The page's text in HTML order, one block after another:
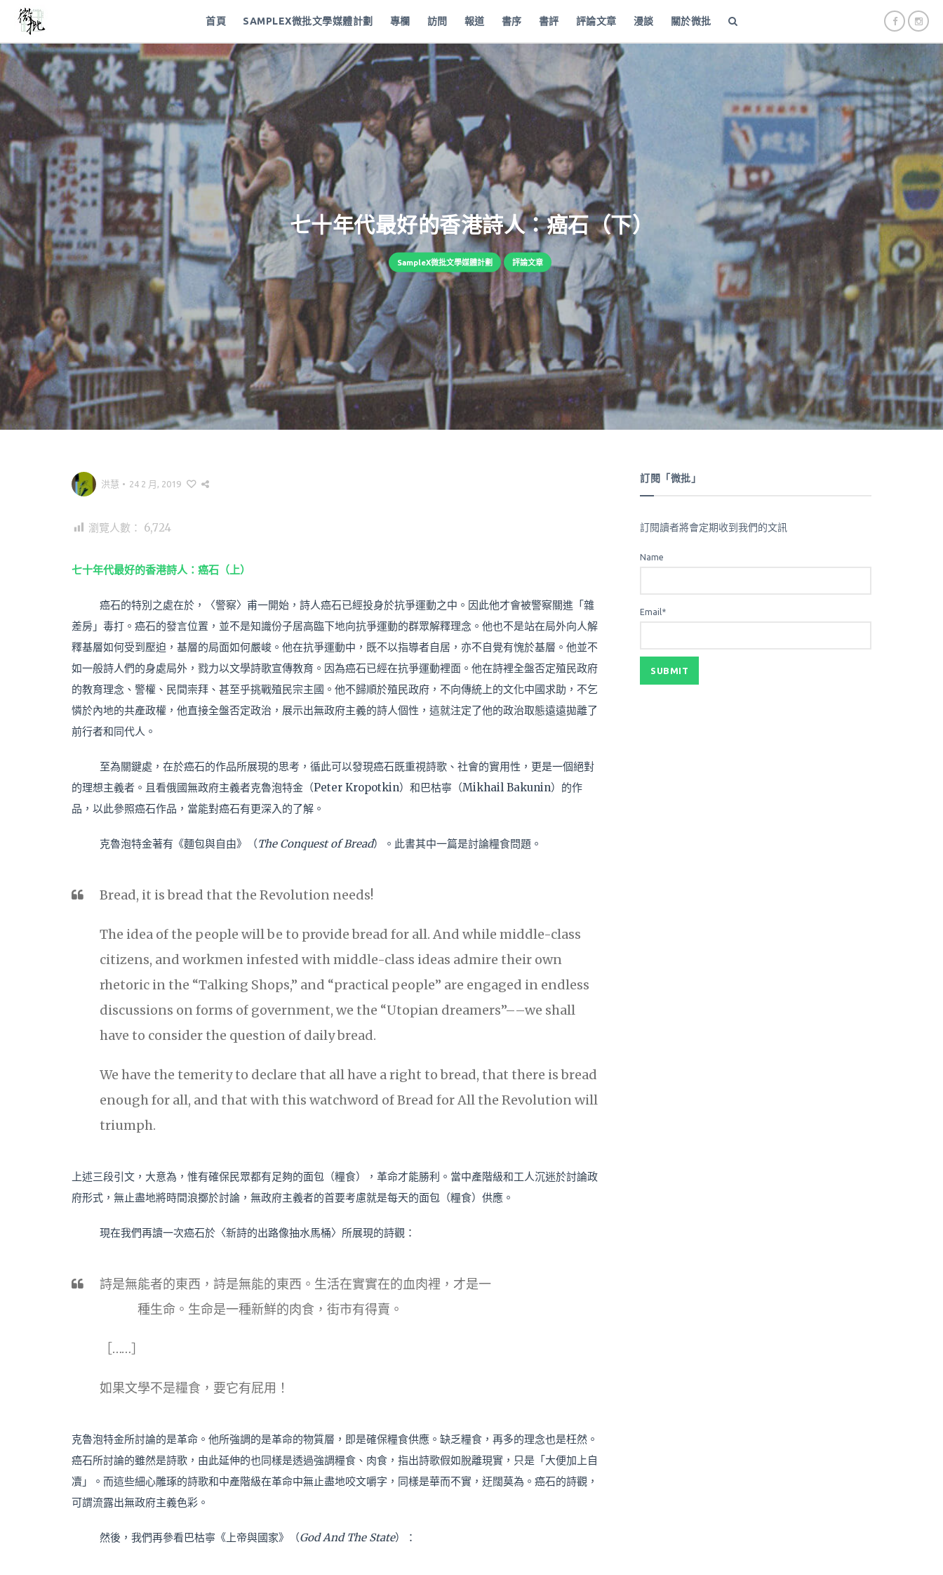
首頁 SAMPLEX微批文學媒體計劃 專欄 訪問 報道 書序 書評 評論文章 漫談 關於微批
七十年代最好的香港詩人：癌石（下）
SampleX微批文學媒體計劃 評論文章
洪慧 • 24 2 月, 2019
瀏覽人數： 6,724
七十年代最好的香港詩人：癌石（上）
癌石的特別之處在於，〈警察〉甫一開始，詩人癌石已經投身於抗爭運動之中。因此他才會被警察關進「雜
差房」毒打。癌石的發言位置，並不是知識份子居高臨下地向抗爭運動的群眾解釋理念。他也不是站在局外向人解
釋基層如何受到壓迫，基層的局面如何嚴峻。他在抗爭運動中，既不以指導者自居，亦不自覺有愧於基層。他並不
如一般詩人們的身處局外，戮力以文學詩歌宣傳教育。因為癌石已經在抗爭運動裡面。他在詩裡全盤否定殖民政府
的教育理念、警權、民間崇拜、甚至乎挑戰殖民宗主國。他不歸順於殖民政府，不向傳統上的文化中國求助，不乞
憐於內地的共產政權，他直接全盤否定政治，展示出無政府主義的詩人個性，這就注定了他的政治取態遠遠拋離了
前行者和同代人。
至為關鍵處，在於癌石的作品所展現的思考，循此可以發現癌石既重視詩歌、社會的實用性，更是一個絕對
的理想主義者。且看俄國無政府主義者克魯泡特金（Peter Kropotkin）和巴枯寧（Mikhail Bakunin）的作
品，以此參照癌石作品，當能對癌石有更深入的了解。
克魯泡特金著有《麵包與自由》（The Conquest of Bread）。此書其中一篇是討論糧食問題。
Bread, it is bread that the Revolution needs!
The idea of the people will be to provide bread for all. And while middle-class
citizens, and workmen infested with middle-class ideas admire their own
rhetoric in the “Talking Shops,” and “practical people” are engaged in endless
discussions on forms of government, we the “Utopian dreamers”––we shall
have to consider the question of daily bread.
We have the temerity to declare that all have a right to bread, that there is bread
enough for all, and that with this watchword of Bread for All the Revolution will
triumph.
上述三段引文，大意為，惟有確保民眾都有足夠的面包（糧食），革命才能勝利。當中產階級和工人沉迷於討論政
府形式，無止盡地將時間浪擲於討論，無政府主義者的首要考慮就是每天的面包（糧食）供應。
現在我們再讀一次癌石於〈新詩的出路像抽水馬桶〉所展現的詩觀：
詩是無能者的東西，詩是無能的東西。生活在實實在的血肉裡，才是一
種生命。生命是一種新鮮的肉食，街市有得賣。
［……］
如果文學不是糧食，要它有屁用！
克魯泡特金所討論的是革命。他所強調的是革命的物質層，即是確保糧食供應。缺乏糧食，再多的理念也是枉然。
癌石所討論的雖然是詩歌，由此延伸的也同樣是透過強調糧食、肉食，指出詩歌假如脫離現實，只是「大便加上自
凟」。而這些細心雕琢的詩歌和中產階級在革命中無止盡地咬文嚼字，同樣是華而不實，迂闊莫為。癌石的詩觀，
可謂流露出無政府主義色彩。
然後，我們再參看巴枯寧《上帝與國家》（God And The State）：
訂閱「微批」
訂閱讀者將會定期收到我們的文訊
Name
Email*